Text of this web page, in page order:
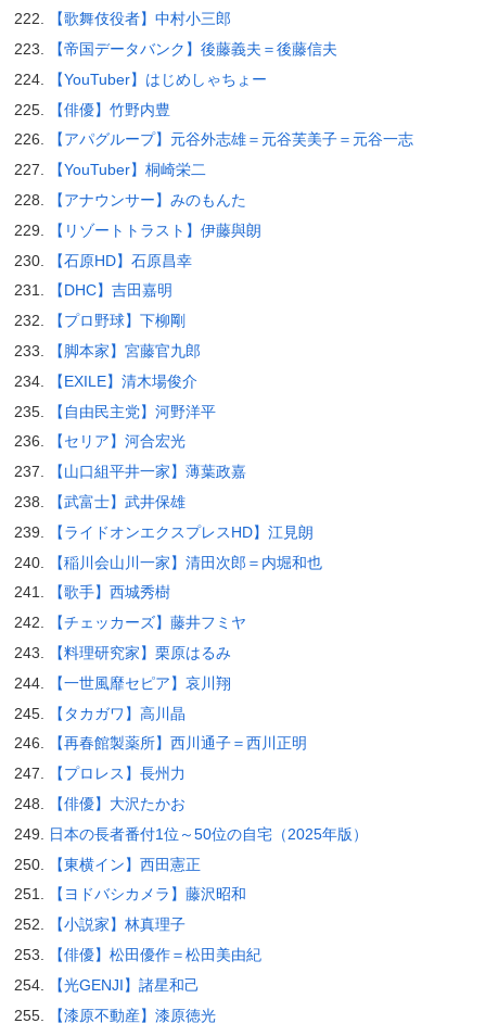
【歌舞伎役者】中村小三郎
【帝国データバンク】後藤義夫＝後藤信夫
【YouTuber】はじめしゃちょー
【俳優】竹野内豊
【アパグループ】元谷外志雄＝元谷芙美子＝元谷一志
【YouTuber】桐崎栄二
【アナウンサー】みのもんた
【リゾートトラスト】伊藤與朗
【石原HD】石原昌幸
【DHC】吉田嘉明
【プロ野球】下柳剛
【脚本家】宮藤官九郎
【EXILE】清木場俊介
【自由民主党】河野洋平
【セリア】河合宏光
【山口組平井一家】薄葉政嘉
【武富士】武井保雄
【ライドオンエクスプレスHD】江見朗
【稲川会山川一家】清田次郎＝内堀和也
【歌手】西城秀樹
【チェッカーズ】藤井フミヤ
【料理研究家】栗原はるみ
【一世風靡セピア】哀川翔
【タカガワ】高川晶
【再春館製薬所】西川通子＝西川正明
【プロレス】長州力
【俳優】大沢たかお
日本の長者番付1位～50位の自宅（2025年版）
【東横イン】西田憲正
【ヨドバシカメラ】藤沢昭和
【小説家】林真理子
【俳優】松田優作＝松田美由紀
【光GENJI】諸星和己
【漆原不動産】漆原徳光